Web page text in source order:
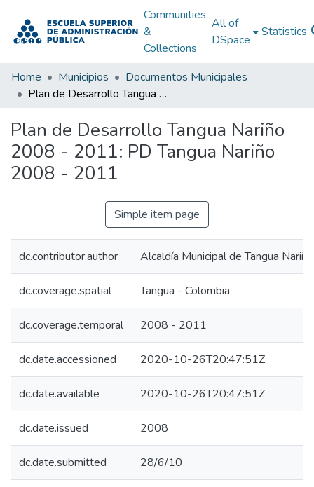
Communities
&
Collections
All of
DSpace
Statistics
Home Municipios
Documentos Municipales
Plan de Desarrollo Tangua Nariño 2008 - 2011: PD Tangua Nariño 2008 - 2011
Plan de Desarrollo Tangua Nariño
2008 - 2011: PD Tangua Nariño
2008 - 2011
Simple item page
dc.contributor.author Alcaldía Municipal de Tangua Nariño
dc.coverage.spatial Tangua - Colombia
dc.coverage.temporal 2008 - 2011
dc.date.accessioned 2020-10-26T20:47:51Z
dc.date.available 2020-10-26T20:47:51Z
dc.date.issued 2008
dc.date.submitted 28/6/10